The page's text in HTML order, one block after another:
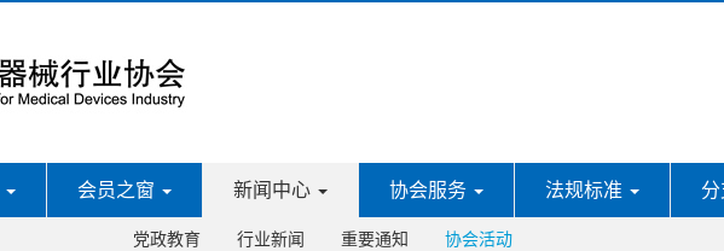
会员之窗 新闻中心
党政教育 行业新闻 重要通知 协会活动
协会服务 法规标准